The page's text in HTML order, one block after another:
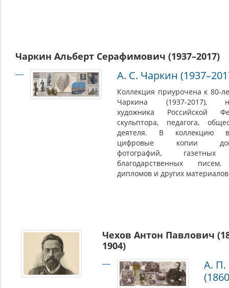
Чаркин Альберт Серафимович (1937–2017)
А. С. Чаркин
Коллекция приурочена к 80-
Чаркина (1937-2017),
художника Российской
скульптора, педагога,
деятеля. В коллекцию
цифровые копии
фотографий, газетных
благодарственных
дипломов и других
Чехов Антон Павлович
1904)
А. П.